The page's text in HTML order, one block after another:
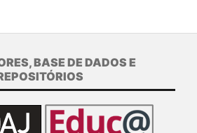
BASE DE DADOS E